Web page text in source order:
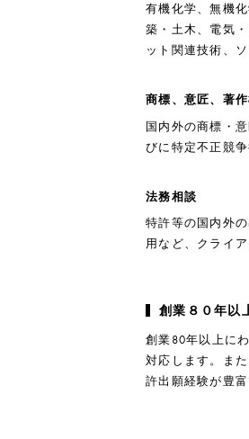
有機化学、無機
築・土木、電気
ット関連技術、
商標、意匠、著
国内外の商標・
びに特定不正競
法務相談
特許等の国内外
用など、クライ
創業８０年以
創業80年以上に
対応します。ま
許出願経験が豊